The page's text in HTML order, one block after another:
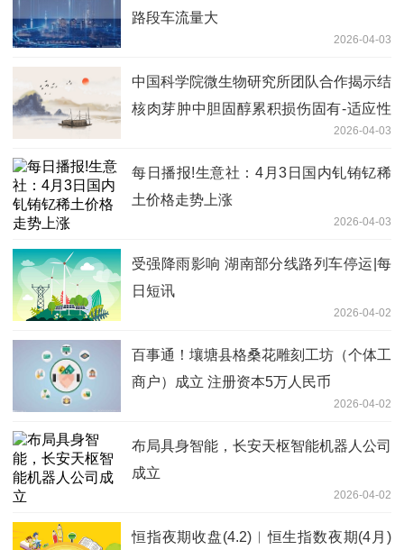
路段车流量大
2026-04-03
中国科学院微生物研究所团队合作揭示结
核肉芽肿中胆固醇累积损伤固有-适应性
2026-04-03
每日播报!生意社：4月3日国内钆铕钇稀
土价格走势上涨
2026-04-03
受强降雨影响 湖南部分线路列车停运|每
日短讯
2026-04-02
百事通！壤塘县格桑花雕刻工坊（个体工
商户）成立 注册资本5万人民币
2026-04-02
布局具身智能，长安天枢智能机器人公司
成立
2026-04-02
恒指夜期收盘(4.2)︱恒生指数夜期(4月)